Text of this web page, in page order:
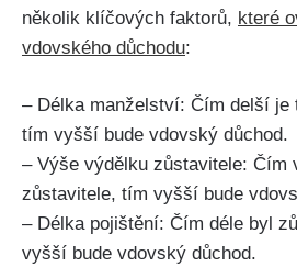
několik klíčových faktorů, které
vdovského důchodu:
– Délka manželství: Čím delší je
tím vyšší bude vdovský důchod.
– Výše výdělku zůstavitele: Čím
zůstavitele, tím vyšší bude
– Délka pojištění: Čím déle byl
vyšší bude vdovský důchod.